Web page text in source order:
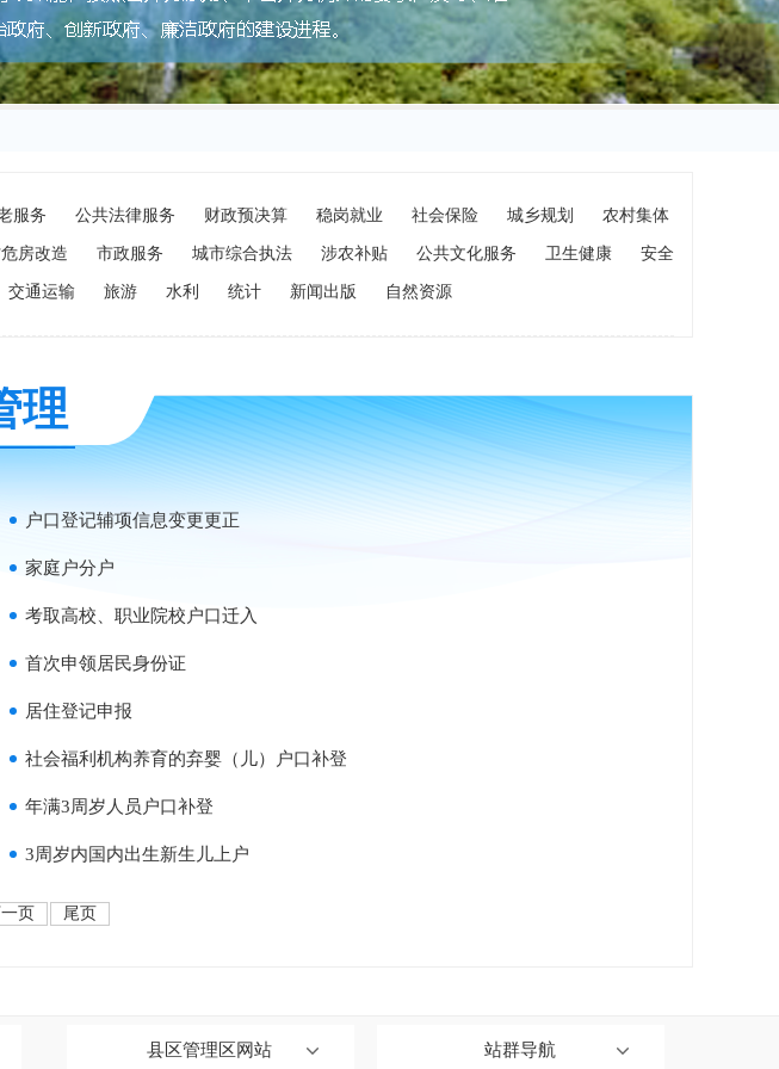
服务 公共法律服务 财政预决算 稳岗就业 社会保险 城乡规划 农村集体
房改造 市政服务 城市综合执法 涉农补贴 公共文化服务 卫生健康 安全
交通运输 旅游 水利 统计 新闻出版 自然资源
理
户口登记辅项信息变更更正
家庭户分户
考取高校、职业院校户口迁入
首次申领居民身份证
居住登记申报
社会福利机构养育的弃婴（儿）户口补登
年满3周岁人员户口补登
3周岁内国内出生新生儿上户
页 尾页
县区管理区网站 站群导航